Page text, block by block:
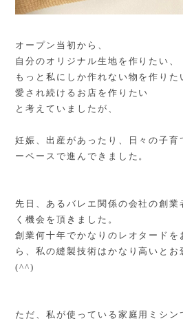
オープン当初から、
自分のオリジナル生地を作りたい、
もっと私にしか作れない物を作りた
愛され続けるお店を作りたい
と考えていましたが、
妊娠、出産があったり、日々の子育
ーペースで進んできました。
先日、あるバレエ関係の会社の創業
く機会を頂きました。
創業何十年でかなりのレオタードを
ら、私の縫製技術はかなり高いとお
(^^)
ただ、私が使っている家庭用ミシン